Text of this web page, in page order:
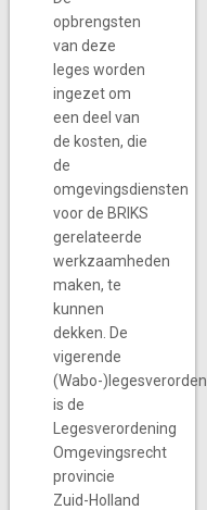
opbrengsten
van deze
leges worden
ingezet om
een deel van
de kosten, die
de
omgevingsdiensten
voor de BRIKS
gerelateerde
werkzaamheden
maken, te
kunnen
dekken. De
vigerende
(Wabo-
is de
Legesverordening
Omgevingsrecht
provincie
Zuid-Holland